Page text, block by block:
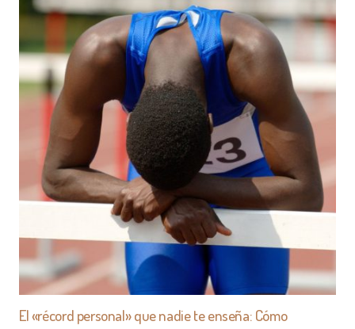
El «récord personal» que nadie te enseña: Cómo